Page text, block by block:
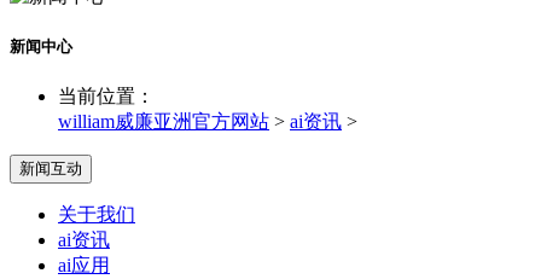
新闻中心
当前位置：
william威廉亚洲官方网站 > ai资讯 >
新闻互动
关于我们
ai资讯
ai应用